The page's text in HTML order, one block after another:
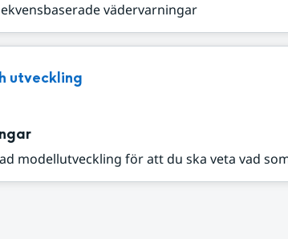
vädervarningar
utveckling
modellutveckling för att du ska veta vad